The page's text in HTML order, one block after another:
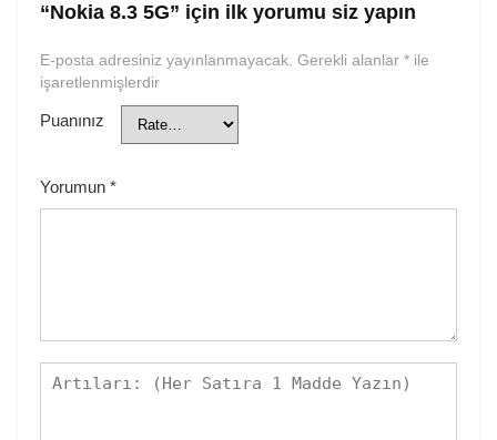
“Nokia 8.3 5G” için ilk yorumu siz yapın
E-posta adresiniz yayınlanmayacak. Gerekli alanlar * ile
işaretlenmişlerdir
Puanınız
Yorumun *